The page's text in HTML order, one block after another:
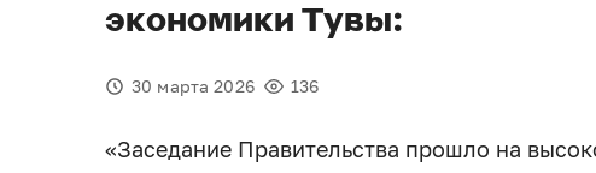
экономики Тувы:
30 марта 2026 136
«Заседание Правительства прошло на